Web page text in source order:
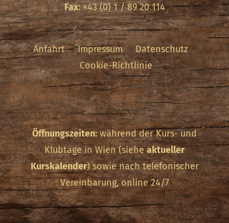
Fax: +43 (0) 1 / 89 20 114
Anfahrt Impressum
Datenschutz
Cookie-Richtlinie
Öffnungszeiten:während der Kurs- und
Klubtage in Wien (sieheaktueller
Kurskalender) sowie nach telefonischer
Vereinbarung, online 24/7